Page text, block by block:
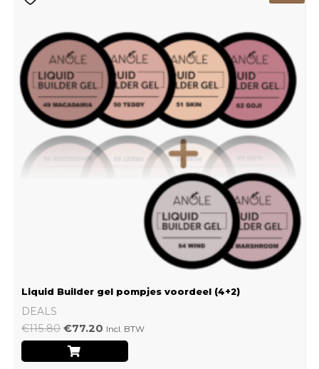
Liquid Builder gel pompjes voordeel (4+2)
DEALS
€115.80 €77.20 Incl. BTW